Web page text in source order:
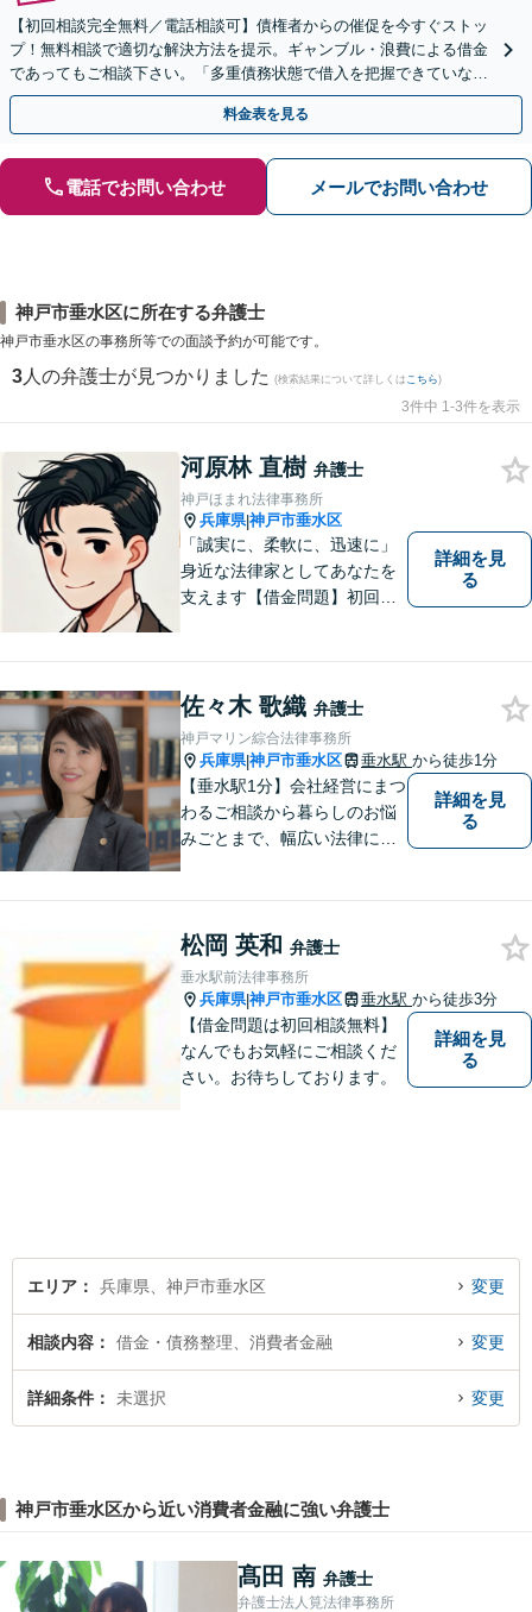
【初回相談完全無料／電話相談可】債権者からの催促を今すぐストッ
プ！無料相談で適切な解決方法を提示。ギャンブル・浪費による借金
であってもご相談下さい。「多重債務状態で借入を把握できていな
い」「マイホームを手放したくない」など【分割払い可】
料金表を見る
電話でお問い合わせ メールでお問い合わせ
神戸市垂水区に所在する弁護士
神戸市垂水区の事務所等での面談予約が可能です。
3 人の弁護士が見つかりました (検索結果について詳しくは こちら)
3件中 1-3件を表示
河原林 直樹 弁護士
神戸ほまれ法律事務所
兵庫県|神戸市垂水区
「誠実に、柔軟に、迅速に」
身近な法律家としてあなたを
支えます【借金問題】初回相
生後の手続き・トラブル対応
までワンストップで対応【オ
ンライン面談OK】
詳細を見
る
佐々木 歌織 弁護士
神戸マリン綜合法律事務所
兵庫県|神戸市垂水区 垂水駅 から徒歩1分
【垂水駅1分】会社経営にまつ
わるご相談から暮らしのお悩
みごとまで、幅広い法律にま
ますので、悩まれる前に、お
早めにご相談ください。
詳細を見
る
松岡 英和 弁護士
垂水駅前法律事務所
兵庫県|神戸市垂水区 垂水駅 から徒歩3分
【借金問題は初回相談無料】
なんでもお気軽にご相談くだ
さい。お待ちしております。
詳細を見
る
エリア 兵庫県、神戸市垂水区 変更
相談内容 借金・債務整理、消費者金融 変更
詳細条件 未選択 変更
神戸市垂水区から近い消費者金融に強い弁護士
髙田 南 弁護士
弁護士法人筧法律事務所